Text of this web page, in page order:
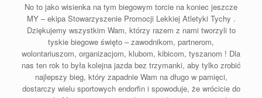
No to jako wisienka na tym biegowym torcie na koniec jeszcze
MY – ekipa Stowarzyszenie Promocji Lekkiej Atletyki Tychy .
Dziękujemy wszystkim Wam, którzy razem z nami tworzyli to
tyskie biegowe święto – zawodnikom, partnerom,
wolontariuszom, organizacjom, klubom, kibicom, tyszanom ! Dla
nas ten rok to była kolejna jazda bez trzymanki, aby tylko zrobić
najlepszy bieg, który zapadnie Wam na długo w pamięci,
dostarczy wielu sportowych endorfin i spowoduje, że wrócicie do